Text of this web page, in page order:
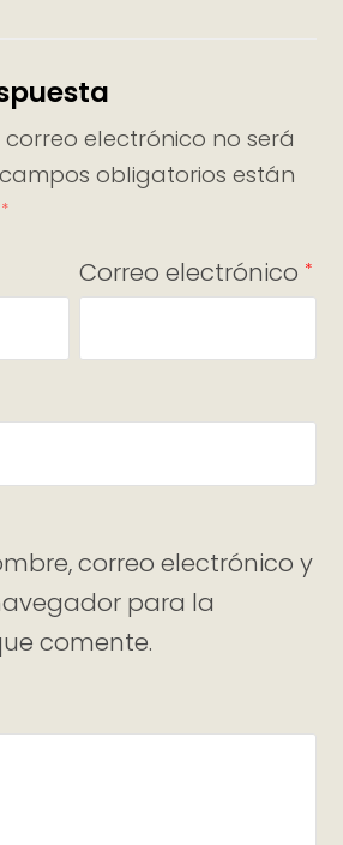
electrónico no será
campos obligatorios están
*
Correo electrónico *
correo electrónico y
para la
comente.